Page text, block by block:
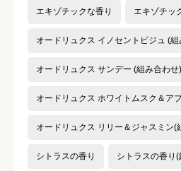
エキゾチックな香り エキゾチッ
オードリュクス イノセントビジュ (
オードリュクス サンデー (組み合わせ)
オードリュクス ホワイトムスク＆ア
オードリュクス リリー＆ジャスミン(
シトラスの香り シトラスの香り